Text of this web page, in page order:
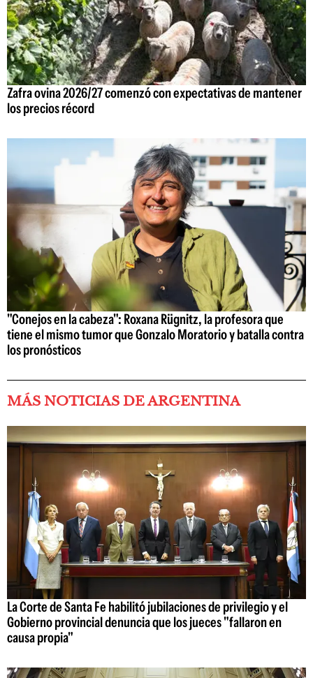
Zafra ovina 2026/27 comenzó con expectativas de mantener
los precios récord
"Conejos en la cabeza": Roxana Rügnitz, la profesora que
tiene el mismo tumor que Gonzalo Moratorio y batalla contra
los pronósticos
MÁS NOTICIAS DE ARGENTINA
La Corte de Santa Fe habilitó jubilaciones de privilegio y el
Gobierno provincial denuncia que los jueces "fallaron en
causa propia"